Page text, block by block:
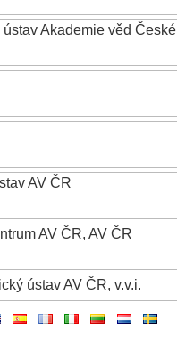
Akademie věd České
AV ČR
AV ČR, AV ČR
ústav AV ČR, v.v.i.